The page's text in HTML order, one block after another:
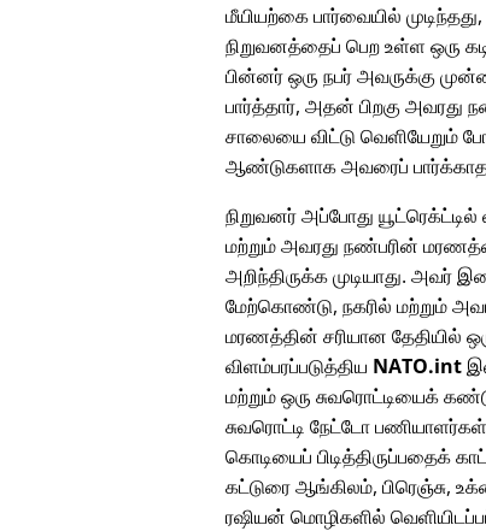
மீயியற்கை பார்வையில்
நிறுவனத்தைப் பெற உள்ள ஒரு
பின்னர் ஒரு நபர் அவருக்கு
பார்த்தார், அதன் பிறகு அவரது
சாலையை விட்டு வெளியேறும்
ஆண்டுகளாக அவரைப்
நிறுவனர் அப்போது யூட்ரெக்ட்டில்
மற்றும் அவரது நண்பரின்
அறிந்திருக்க முடியாது.
மேற்கொண்டு, நகரில் மற்றும்
மரணத்தின் சரியான தேதியில்
விளம்பரப்படுத்திய NATO.int
மற்றும் ஒரு சுவரொட்டியைக்
சுவரொட்டி நேட்டோ பணியாளர்கள்
கொடியைப் பிடித்திருப்பதைக்
கட்டுரை ஆங்கிலம், பிரெஞ்சு,
ரஷியன் மொழிகளில்